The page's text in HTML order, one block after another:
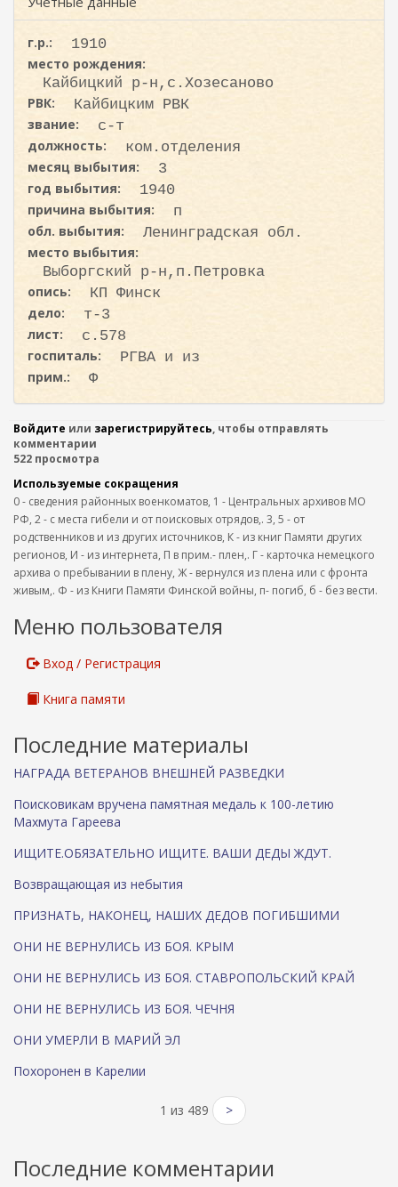
и
г.р.:
1910
место рождения:
Кайбицкий р-н,с.Хозесаново
РВК:
Кайбицким РВК
звание:
с-т
должность:
ком.отделения
месяц выбытия:
3
год выбытия:
1940
причина выбытия:
п
обл. выбытия:
Ленинградская обл.
место выбытия:
Выборгский р-н,п.Петровка
опись:
КП Финск
дело:
т-3
лист:
с.578
госпиталь:
РГВА и из
прим.:
Ф
Войдите или зарегистрируйтесь, чтобы отправлять
комментарии
522 просмотра
Используемые сокращения
0 - сведения районных военкоматов, 1 - Центральных архивов МО
РФ, 2 - с места гибели и от поисковых отрядов,. 3, 5 - от
родственников и из других источников, К - из книг Памяти других
регионов, И - из интернета, П в прим.- плен,. Г - карточка немецкого
архива о пребывании в плену, Ж - вернулся из плена или с фронта
живым,. Ф - из Книги Памяти Финской войны, п- погиб, б - без вести.
Меню пользователя
Вход / Регистрация
Книга памяти
Последние материалы
НАГРАДА ВЕТЕРАНОВ ВНЕШНЕЙ РАЗВЕДКИ
Поисковикам вручена памятная медаль к 100-летию
Махмута Гареева
ИЩИТЕ.ОБЯЗАТЕЛЬНО ИЩИТЕ. ВАШИ ДЕДЫ ЖДУТ.
Возвращающая из небытия
ПРИЗНАТЬ, НАКОНЕЦ, НАШИХ ДЕДОВ ПОГИБШИМИ
ОНИ НЕ ВЕРНУЛИСЬ ИЗ БОЯ. КРЫМ
ОНИ НЕ ВЕРНУЛИСЬ ИЗ БОЯ. СТАВРОПОЛЬСКИЙ КРАЙ
ОНИ НЕ ВЕРНУЛИСЬ ИЗ БОЯ. ЧЕЧНЯ
ОНИ УМЕРЛИ В МАРИЙ ЭЛ
Похоронен в Карелии
1 из 489 >
Последние комментарии